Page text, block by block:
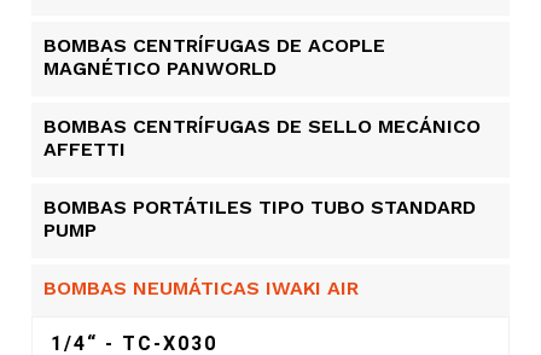
BOMBAS CENTRÍFUGAS DE ACOPLE
MAGNÉTICO PANWORLD
BOMBAS CENTRÍFUGAS DE SELLO MECÁNICO
AFFETTI
BOMBAS PORTÁTILES TIPO TUBO STANDARD
PUMP
BOMBAS NEUMÁTICAS IWAKI AIR
1/4“ - TC-X030